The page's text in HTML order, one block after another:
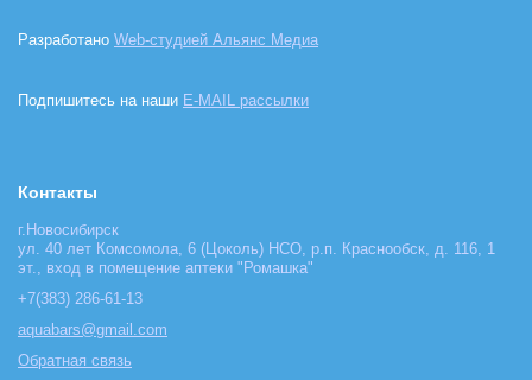
Разработано Web-студией Альянс Медиа
Подпишитесь на наши E-MAIL рассылки
Контакты
г.Новосибирск
ул. 40 лет Комсомола, 6 (Цоколь) НСО, р.п. Краснообск, д. 116, 1
эт., вход в помещение аптеки "Ромашка"
+7(383) 286-61-13
aquabars@gmail.com
Обратная связь